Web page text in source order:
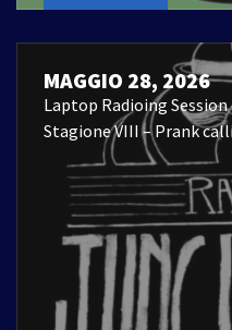
MAGGIO 28, 2026
Laptop Radioing
Stagione VIII – Prank